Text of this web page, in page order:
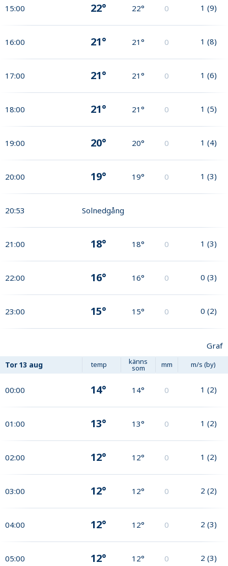
15:00 22° 22° 0 1 (9)
16:00 21° 21° 0 1 (8)
17:00 21° 21° 0 1 (6)
18:00 21° 21° 0 1 (5)
19:00 20° 20° 0 1 (4)
20:00 19° 19° 0 1 (3)
20:53 Solnedgång
21:00 18° 18° 0 1 (3)
22:00 16° 16° 0 0 (3)
23:00 15° 15° 0 0 (2)
Graf
Tor 13 aug temp känns
som mm m/s (by)
00:00 14° 14° 0 1 (2)
01:00 13° 13° 0 1 (2)
02:00 12° 12° 0 1 (2)
03:00 12° 12° 0 2 (2)
04:00 12° 12° 0 2 (3)
05:00 12° 12° 0 2 (3)